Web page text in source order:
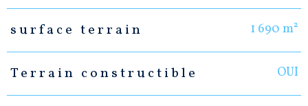
surface terrain 1 690 m²
Terrain constructible OUI